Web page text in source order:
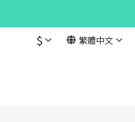
$ 繁體中文